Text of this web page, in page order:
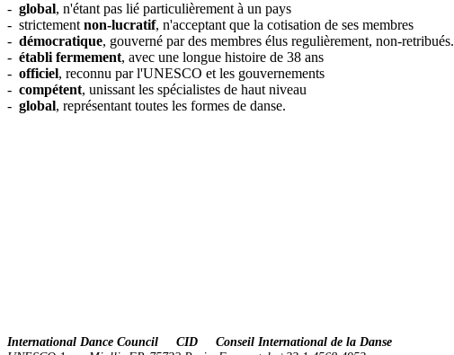
- global, n'étant pas lié particulièrement à un pays
- strictement non-lucratif, n'acceptant que la cotisation de ses membres
- démocratique, gouverné par des membres élus regulièrement, non-retribués.
- établi fermement, avec une longue histoire de 38 ans
- officiel, reconnu par l'UNESCO et les gouvernements
- compétent, unissant les spécialistes de haut niveau
- global, représentant toutes les formes de danse.
International Dance Council CID Conseil International de la Danse